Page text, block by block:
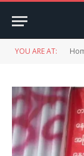
YOU ARE AT: